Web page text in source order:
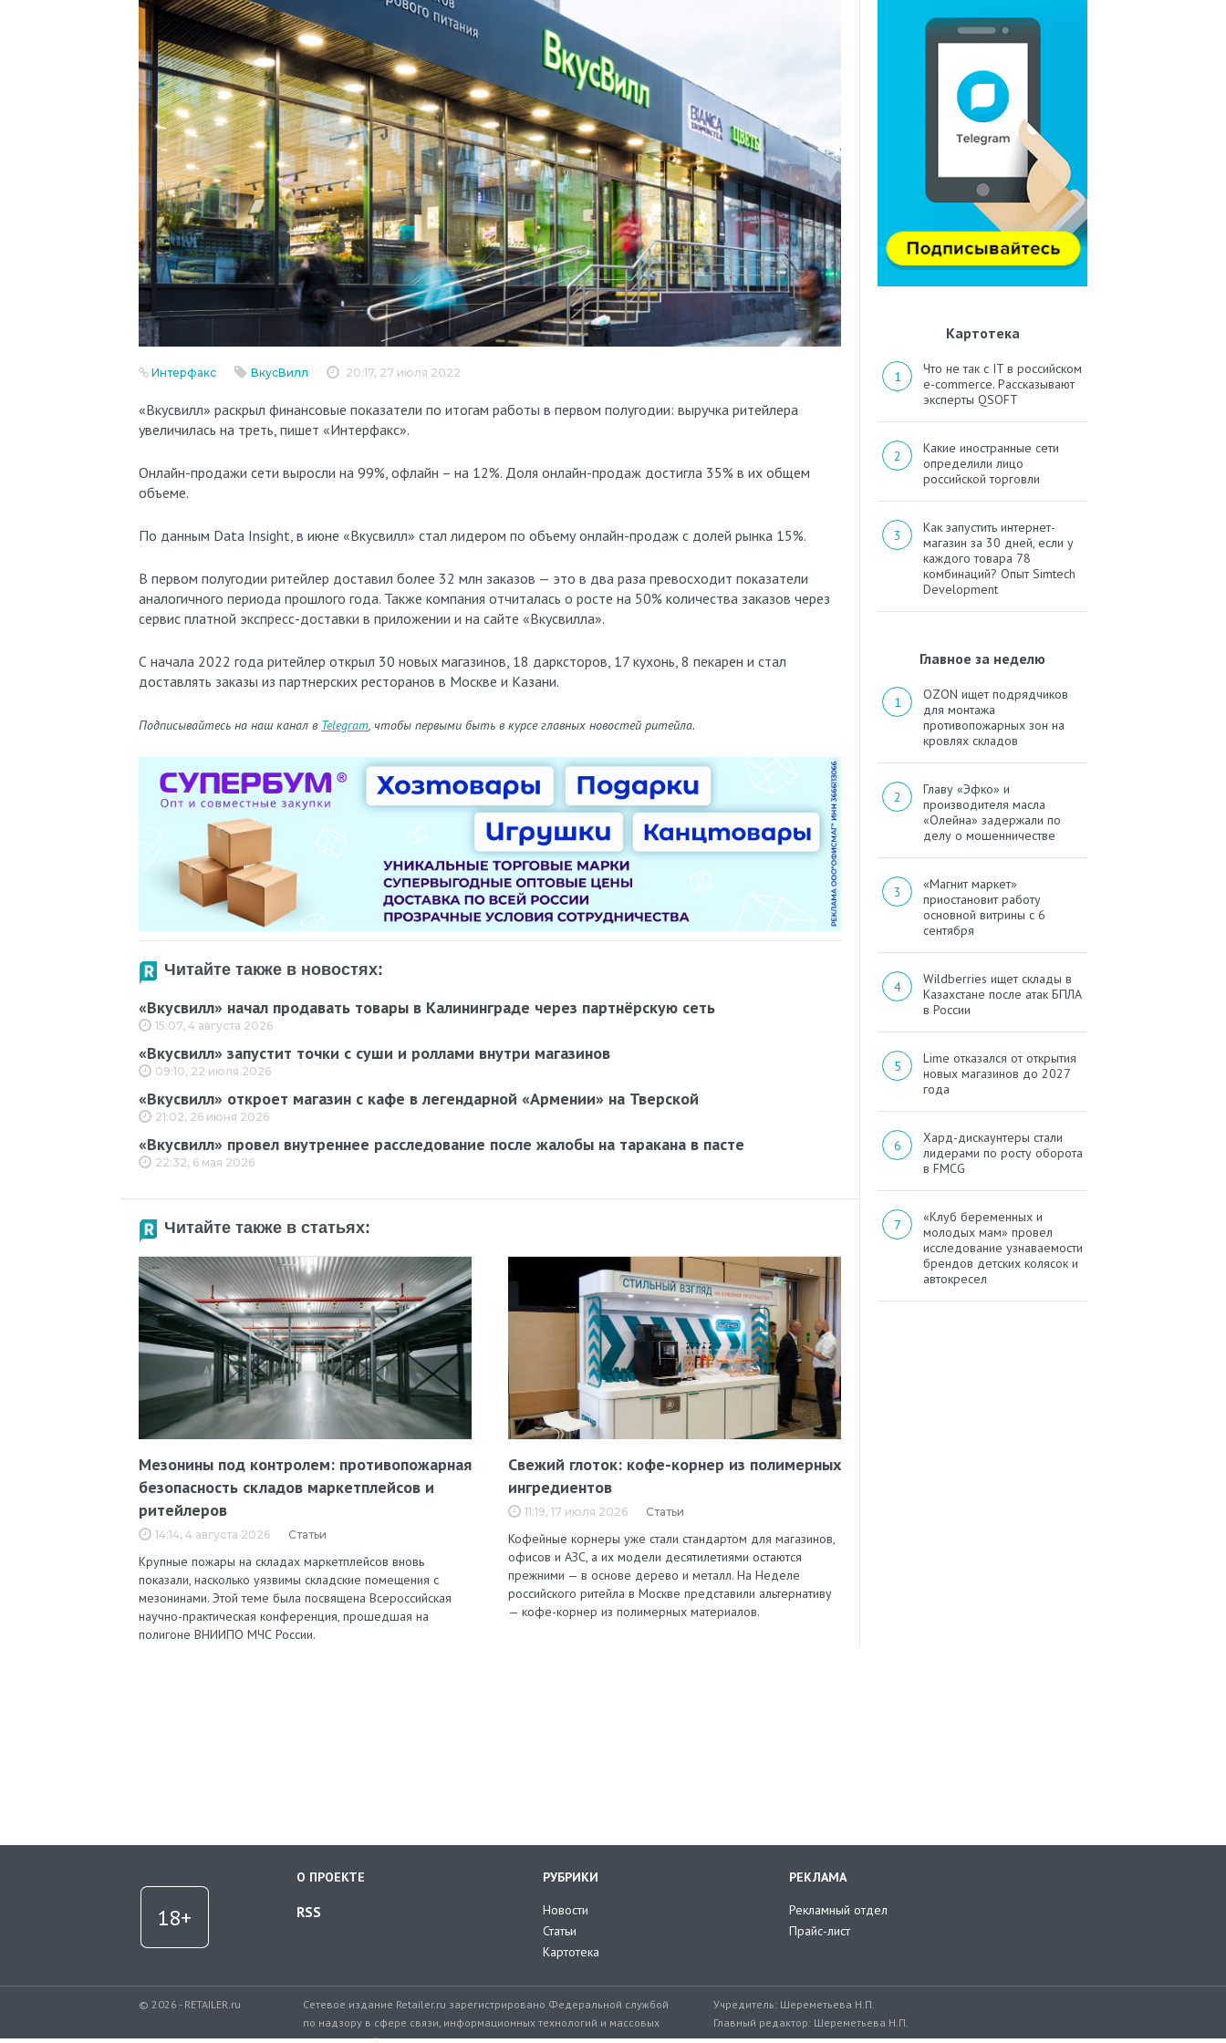
20:17, 27 июля 2022
Интерфакс ВкусВилл
«Вкусвилл» раскрыл финансовые показатели по итогам работы в первом полугодии: выручка ритейлера
увеличилась на треть, пишет «Интерфакс».
Онлайн-продажи сети выросли на 99%, офлайн – на 12%. Доля онлайн-продаж достигла 35% в их общем
объеме.
По данным Data Insight, в июне «Вкусвилл» стал лидером по объему онлайн-продаж с долей рынка 15%.
В первом полугодии ритейлер доставил более 32 млн заказов — это в два раза превосходит показатели
аналогичного периода прошлого года. Также компания отчиталась о росте на 50% количества заказов через
сервис платной экспресс-доставки в приложении и на сайте «Вкусвилла».
С начала 2022 года ритейлер открыл 30 новых магазинов, 18 дарксторов, 17 кухонь, 8 пекарен и стал
доставлять заказы из партнерских ресторанов в Москве и Казани.
Подписывайтесь на наш канал в Telegram, чтобы первыми быть в курсе главных новостей ритейла.
Читайте также в новостях:
«Вкусвилл» начал продавать товары в Калининграде через партнёрскую сеть
15:07, 4 августа 2026
«Вкусвилл» запустит точки с суши и роллами внутри магазинов
09:10, 22 июля 2026
«Вкусвилл» откроет магазин с кафе в легендарной «Армении» на Тверской
21:02, 26 июня 2026
«Вкусвилл» провел внутреннее расследование после жалобы на таракана в пасте
22:32, 6 мая 2026
Читайте также в статьях:
Мезонины под контролем: противопожарная
безопасность складов маркетплейсов и
ритейлеров
14:14, 4 августа 2026 Статьи
Крупные пожары на складах маркетплейсов вновь
показали, насколько уязвимы складские помещения с
мезонинами. Этой теме была посвящена Всероссийская
научно-практическая конференция, прошедшая на
полигоне ВНИИПО МЧС России.
Свежий глоток: кофе-корнер из полимерных
ингредиентов
11:19, 17 июля 2026 Статьи
Кофейные корнеры уже стали стандартом для магазинов,
офисов и АЗС, а их модели десятилетиями остаются
прежними — в основе дерево и металл. На Неделе
российского ритейла в Москве представили альтернативу
— кофе-корнер из полимерных материалов.
Картотека
Что не так с IT в российском
e-commerce. Рассказывают
эксперты QSOFT
Какие иностранные сети
определили лицо
российской торговли
Как запустить интернет-
магазин за 30 дней, если у
каждого товара 78
комбинаций? Опыт Simtech
Development
Главное за неделю
OZON ищет подрядчиков
для монтажа
противопожарных зон на
кровлях складов
Главу «Эфко» и
производителя масла
«Олейна» задержали по
делу о мошенничестве
«Магнит маркет»
приостановит работу
основной витрины с 6
сентября
Wildberries ищет склады в
Казахстане после атак БПЛА
в России
Lime отказался от открытия
новых магазинов до 2027
года
Хард-дискаунтеры стали
лидерами по росту оборота
в FMCG
«Клуб беременных и
молодых мам» провел
исследование узнаваемости
брендов детских колясок и
автокресел
О ПРОЕКТЕ
RSS
РУБРИКИ
Новости
Статьи
Картотека
РЕКЛАМА
Рекламный отдел
Прайс-лист
© 2026 - RETAILER.ru
Сетевое издание Retailer.ru зарегистрировано Федеральной службой
по надзору в сфере связи, информационных технологий и массовых
Учредитель: Шереметьева Н.П.
Главный редактор: Шереметьева Н.П.